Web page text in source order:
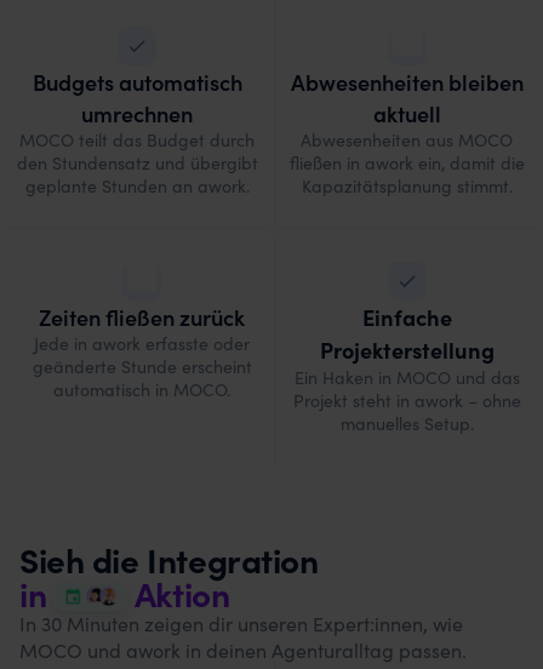
Budgets automatisch
umrechnen
MOCO teilt das Budget durch
den Stundensatz und übergibt
geplante Stunden an awork.
Abwesenheiten bleiben
aktuell
Abwesenheiten aus MOCO
fließen in awork ein, damit die
Kapazitätsplanung stimmt.
Zeiten fließen zurück
Jede in awork erfasste oder
geänderte Stunde erscheint
automatisch in MOCO.
Einfache
Projekterstellung
Ein Haken in MOCO und das
Projekt steht in awork – ohne
manuelles Setup.
Sieh die Integration
in Aktion
In 30 Minuten zeigen dir unseren Expert:innen, wie
MOCO und awork in deinen Agenturalltag passen.